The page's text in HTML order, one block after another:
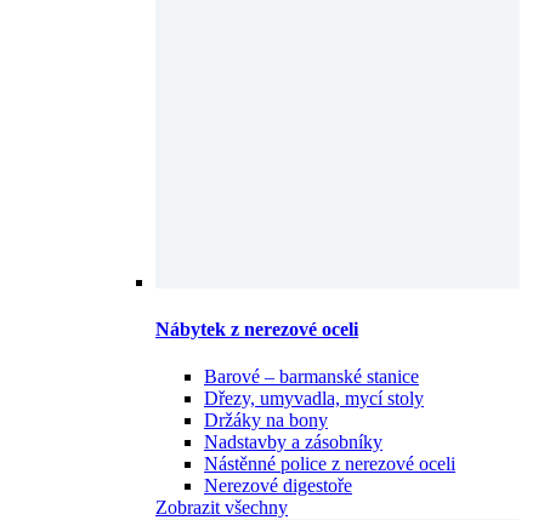
Nábytek z nerezové oceli
Barové – barmanské stanice
Dřezy, umyvadla, mycí stoly
Držáky na bony
Nadstavby a zásobníky
Nástěnné police z nerezové oceli
Nerezové digestoře
Zobrazit všechny